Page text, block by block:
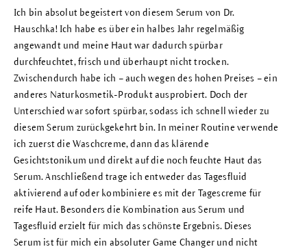
Ich bin absolut begeistert von diesem Serum von Dr.
Hauschka! Ich habe es über ein halbes Jahr regelmäßig
angewandt und meine Haut war dadurch spürbar
durchfeuchtet, frisch und überhaupt nicht trocken.
Zwischendurch habe ich – auch wegen des hohen Preises – ein
anderes Naturkosmetik-Produkt ausprobiert. Doch der
Unterschied war sofort spürbar, sodass ich schnell wieder zu
diesem Serum zurückgekehrt bin. In meiner Routine verwende
ich zuerst die Waschcreme, dann das klärende
Gesichtstonikum und direkt auf die noch feuchte Haut das
Serum. Anschließend trage ich entweder das Tagesfluid
aktivierend auf oder kombiniere es mit der Tagescreme für
reife Haut. Besonders die Kombination aus Serum und
Tagesfluid erzielt für mich das schönste Ergebnis. Dieses
Serum ist für mich ein absoluter Game Changer und nicht